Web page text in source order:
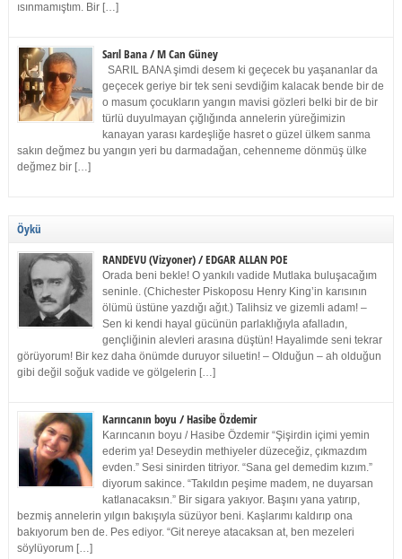
ısınmamıştım. Bir […]
Sarıl Bana / M Can Güney
SARIL BANA şimdi desem ki geçecek bu yaşananlar da
geçecek geriye bir tek seni sevdiğim kalacak bende bir de
o masum çocukların yangın mavisi gözleri belki bir de bir
türlü duyulmayan çığlığında annelerin yüreğimizin
kanayan yarası kardeşliğe hasret o güzel ülkem sanma
sakın değmez bu yangın yeri bu darmadağan, cehenneme dönmüş ülke
değmez bir […]
Öykü
RANDEVU (Vizyoner) / EDGAR ALLAN POE
Orada beni bekle! O yankılı vadide Mutlaka buluşacağım
seninle. (Chichester Piskoposu Henry King’in karısının
ölümü üstüne yazdığı ağıt.) Talihsiz ve gizemli adam! –
Sen ki kendi hayal gücünün parlaklığıyla afalladın,
gençliğinin alevleri arasına düştün! Hayalimde seni tekrar
görüyorum! Bir kez daha önümde duruyor siluetin! – Olduğun – ah olduğun
gibi değil soğuk vadide ve gölgelerin […]
Karıncanın boyu / Hasibe Özdemir
Karıncanın boyu / Hasibe Özdemir “Şişirdin içimi yemin
ederim ya! Deseydin methiyeler düzeceğiz, çıkmazdım
evden.” Sesi sinirden titriyor. “Sana gel demedim kızım.”
diyorum sakince. “Takıldın peşime madem, ne duyarsan
katlanacaksın.” Bir sigara yakıyor. Başını yana yatırıp,
bezmiş annelerin yılgın bakışıyla süzüyor beni. Kaşlarımı kaldırıp ona
bakıyorum ben de. Pes ediyor. “Git nereye atacaksan at, ben mezeleri
söylüyorum […]